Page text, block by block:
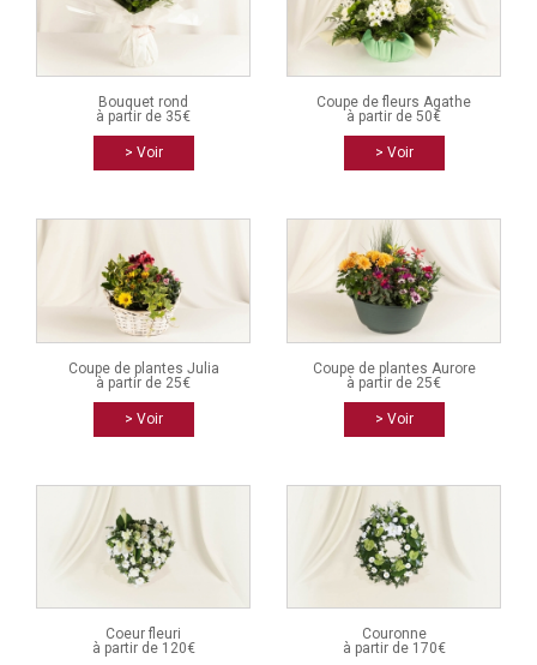
Bouquet rond
à partir de 35€
> Voir
Coupe de fleurs Agathe
à partir de 50€
> Voir
Coupe de plantes Julia
à partir de 25€
> Voir
Coupe de plantes Aurore
à partir de 25€
> Voir
Coeur fleuri
à partir de 120€
Couronne
à partir de 170€